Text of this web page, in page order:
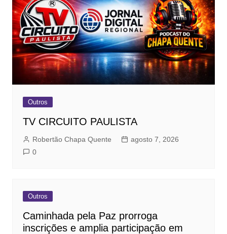
Outros
TV CIRCUITO PAULISTA
Robertão Chapa Quente
agosto 7, 2026
0
Outros
Caminhada pela Paz prorroga
inscrições e amplia participação em